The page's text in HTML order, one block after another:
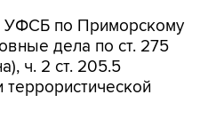
УФСБ по Приморскому
дела по ст. 275
ч. 2 ст. 205.5
террористической